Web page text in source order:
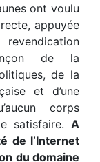
ont voulu
appuyée
de la
de la
et d’une
corps
satisfaire. A
de l’Internet
du domaine